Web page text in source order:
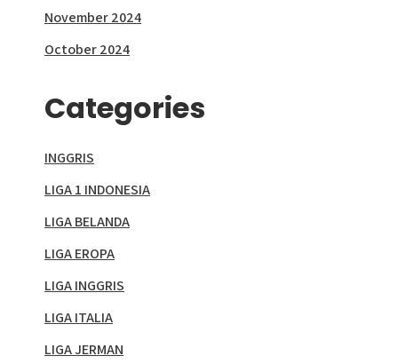
November 2024
October 2024
Categories
INGGRIS
LIGA 1 INDONESIA
LIGA BELANDA
LIGA EROPA
LIGA INGGRIS
LIGA ITALIA
LIGA JERMAN